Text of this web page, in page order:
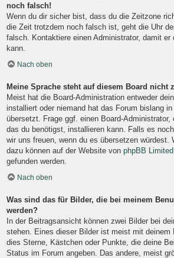
noch falsch!
Wenn du dir sicher bist, dass du die Zeitzone
die Zeit trotzdem noch falsch ist, geht die Uhr
falsch. Kontaktiere einen Administrator, damit er
kann.
Nach oben
Meine Sprache steht auf diesem Board nicht
Meist hat die Board-Administration entweder
installiert oder niemand hat das Forum bislang
übersetzt. Frage ggf. einen Board-Administrator,
das du benötigst, installieren kann. Falls es
wir uns freuen, wenn du es übersetzen würdest.
dazu können auf der Website von phpBB Limited
gefunden werden.
Nach oben
Was sind das für Bilder, die bei meinem
werden?
In der Beitragsansicht können zwei Bilder bei
stehen. Eines dieser Bilder ist meist mit deinem
dies Sterne, Kästchen oder Punkte, die deine
Status im Forum angeben. Das andere, meist